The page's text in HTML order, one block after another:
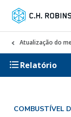
Atualização do
Relatório
COMBUSTÍVEL